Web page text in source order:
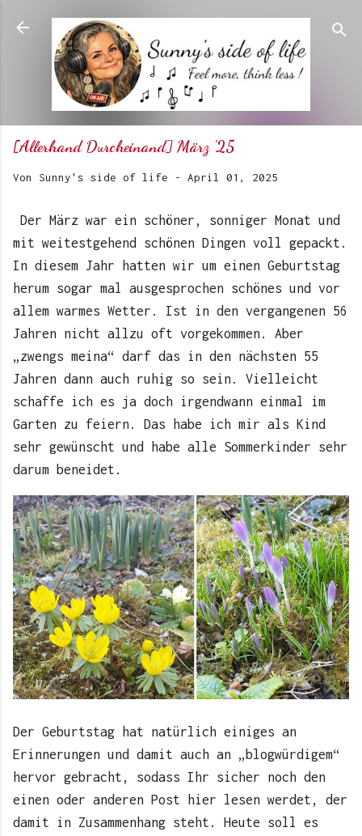
Direkt zum Hauptbereich
[Allerhand Durcheinand] März '25
Von Sunny's side of life - April 01, 2025
Der März war ein schöner, sonniger Monat und
mit weitestgehend schönen Dingen voll gepackt.
In diesem Jahr hatten wir um einen Geburtstag
herum sogar mal ausgesprochen schönes und vor
allem warmes Wetter. Ist in den vergangenen 56
Jahren nicht allzu oft vorgekommen. Aber
„zwengs meina“ darf das in den nächsten 55
Jahren dann auch ruhig so sein. Vielleicht
schaffe ich es ja doch irgendwann einmal im
Garten zu feiern. Das habe ich mir als Kind
sehr gewünscht und habe alle Sommerkinder sehr
darum beneidet.
Der Geburtstag hat natürlich einiges an
Erinnerungen und damit auch an „blogwürdigem“
hervor gebracht, sodass Ihr sicher noch den
einen oder anderen Post hier lesen werdet, der
damit in Zusammenhang steht. Heute soll es